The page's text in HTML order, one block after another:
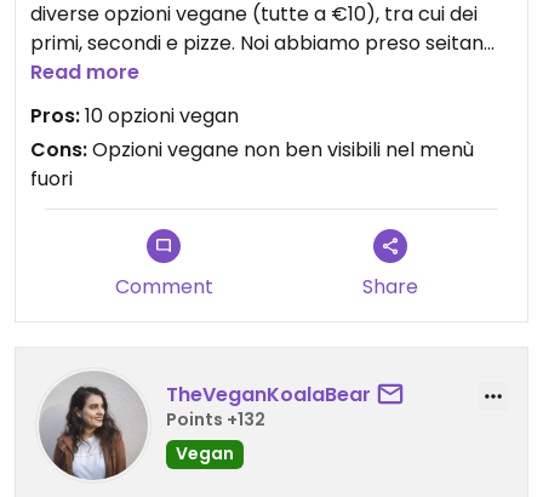
diverse opzioni vegane (tutte a €10), tra cui dei
primi, secondi e pizze. Noi abbiamo preso seitan
arrosto e alla veneziana, veramente ottimo.
esposto anche all'esterno.
Updated from previous review on 2021-07-03
Read more
Pros:10 opzioni vegan
Cons:Opzioni vegane non ben visibili nel menù
fuori
Comment Share
TheVeganKoalaBear
Points +132
Vegan